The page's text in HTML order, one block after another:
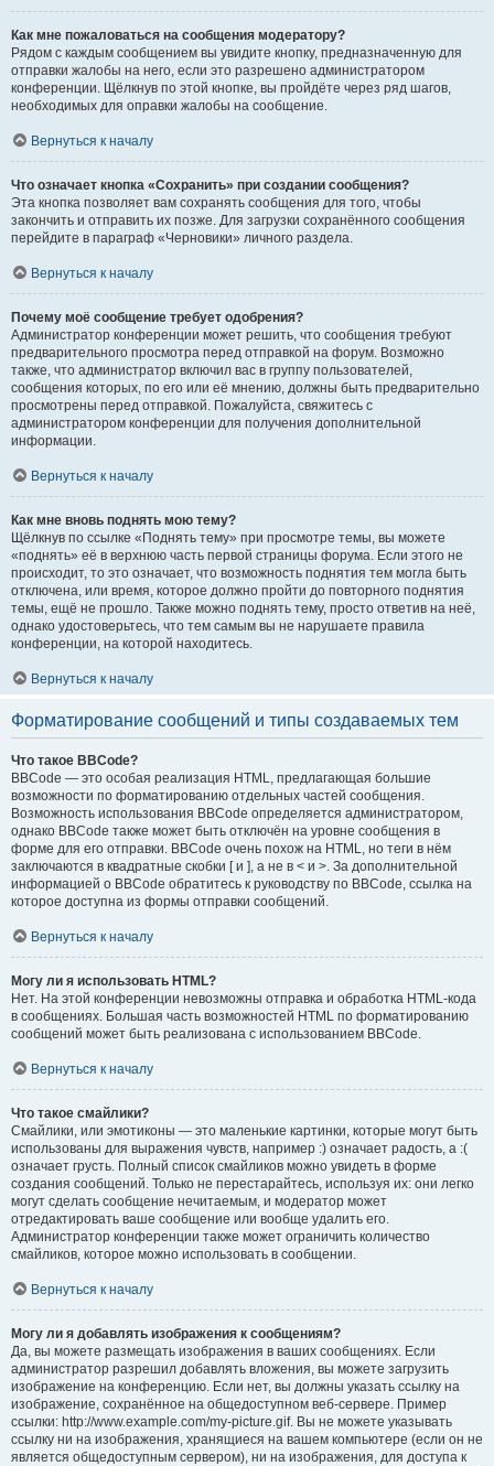
Как мне пожаловаться на сообщения модератору?
Рядом с каждым сообщением вы увидите кнопку, предназначенную для
отправки жалобы на него, если это разрешено администратором
конференции. Щёлкнув по этой кнопке, вы пройдёте через ряд шагов,
необходимых для оправки жалобы на сообщение.
Вернуться к началу
Что означает кнопка «Сохранить» при создании сообщения?
Эта кнопка позволяет вам сохранять сообщения для того, чтобы
закончить и отправить их позже. Для загрузки сохранённого сообщения
перейдите в параграф «Черновики» личного раздела.
Вернуться к началу
Почему моё сообщение требует одобрения?
Администратор конференции может решить, что сообщения требуют
предварительного просмотра перед отправкой на форум. Возможно
также, что администратор включил вас в группу пользователей,
сообщения которых, по его или её мнению, должны быть предварительно
просмотрены перед отправкой. Пожалуйста, свяжитесь с
администратором конференции для получения дополнительной
информации.
Вернуться к началу
Как мне вновь поднять мою тему?
Щёлкнув по ссылке «Поднять тему» при просмотре темы, вы можете
«поднять» её в верхнюю часть первой страницы форума. Если этого не
происходит, то это означает, что возможность поднятия тем могла быть
отключена, или время, которое должно пройти до повторного поднятия
темы, ещё не прошло. Также можно поднять тему, просто ответив на неё,
однако удостоверьтесь, что тем самым вы не нарушаете правила
конференции, на которой находитесь.
Вернуться к началу
Форматирование сообщений и типы создаваемых тем
Что такое BBCode?
BBCode — это особая реализация HTML, предлагающая большие
возможности по форматированию отдельных частей сообщения.
Возможность использования BBCode определяется администратором,
однако BBCode также может быть отключён на уровне сообщения в
форме для его отправки. BBCode очень похож на HTML, но теги в нём
заключаются в квадратные скобки [ и ], а не в < и >. За дополнительной
информацией о BBCode обратитесь к руководству по BBCode, ссылка на
которое доступна из формы отправки сообщений.
Вернуться к началу
Могу ли я использовать HTML?
Нет. На этой конференции невозможны отправка и обработка HTML-кода
в сообщениях. Большая часть возможностей HTML по форматированию
сообщений может быть реализована с использованием BBCode.
Вернуться к началу
Что такое смайлики?
Смайлики, или эмотиконы — это маленькие картинки, которые могут быть
использованы для выражения чувств, например :) означает радость, а :(
означает грусть. Полный список смайликов можно увидеть в форме
создания сообщений. Только не перестарайтесь, используя их: они легко
могут сделать сообщение нечитаемым, и модератор может
отредактировать ваше сообщение или вообще удалить его.
Администратор конференции также может ограничить количество
смайликов, которое можно использовать в сообщении.
Вернуться к началу
Могу ли я добавлять изображения к сообщениям?
Да, вы можете размещать изображения в ваших сообщениях. Если
администратор разрешил добавлять вложения, вы можете загрузить
изображение на конференцию. Если нет, вы должны указать ссылку на
изображение, сохранённое на общедоступном веб-сервере. Пример
ссылки: http://www.example.com/my-picture.gif. Вы не можете указывать
ссылку ни на изображения, хранящиеся на вашем компьютере (если он не
является общедоступным сервером), ни на изображения, для доступа к